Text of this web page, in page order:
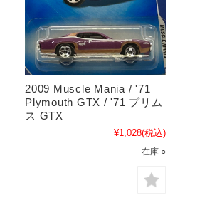
2009 Muscle Mania / '71
Plymouth GTX / '71 プリム
ス GTX
¥1,028(税込)
在庫 ○